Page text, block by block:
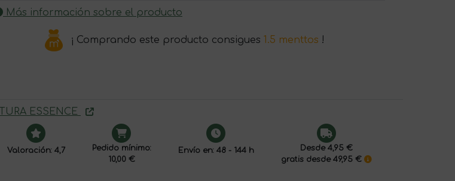
Más información sobre el producto
¡ Comprando este producto consigues 1.5 menttos !
ESSENCE
Valoración: 4,7
Pedido mínimo:
10,00 €
Envío en: 48 - 144 h
Desde 4,95 €
gratis desde 49,95 €